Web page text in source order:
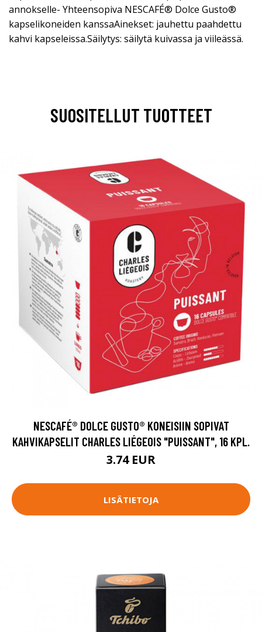
annokselle- Yhteensopiva NESCAFÉ® Dolce Gusto®
kapselikoneiden kanssaAinekset: jauhettu paahdettu
kahvi kapseleissa.Säilytys: säilytä kuivassa ja viileässä.
SUOSITELLUT TUOTTEET
NESCAFÉ® DOLCE GUSTO® KONEISIIN SOPIVAT
KAHVIKAPSELIT CHARLES LIÉGEOIS "PUISSANT", 16 KPL.
3.74 EUR
LISÄTIETOJA